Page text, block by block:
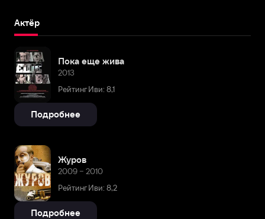
Актёр
Пока еще жива
2013
Рейтинг Иви: 8,1
Подробнее
Журов
2009 – 2010
Рейтинг Иви: 8,2
Подробнее